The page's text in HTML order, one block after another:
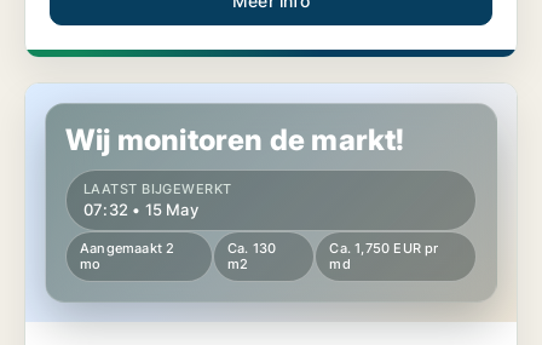
Commercial space in Lopik, Province of Utrecht
Wij monitoren de markt!
LAATST BIJGEWERKT
07:32 • 15 May
Aangemaakt 2
mo
Ca. 130
m2
Ca. 1,750 EUR pr
md